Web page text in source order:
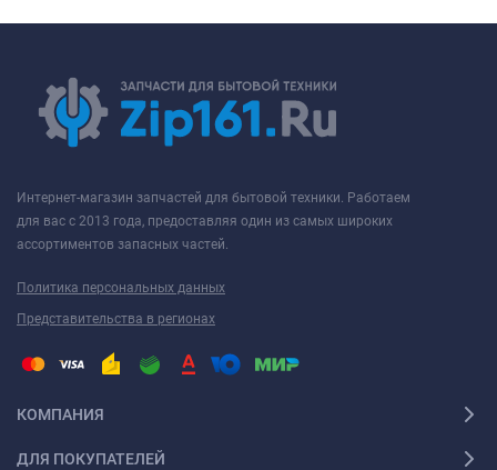
Интернет-магазин запчастей для бытовой техники. Работаем
для вас с 2013 года, предоставляя один из самых широких
ассортиментов запасных частей.
Политика персональных данных
Представительства в регионах
КОМПАНИЯ
ДЛЯ ПОКУПАТЕЛЕЙ